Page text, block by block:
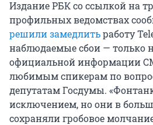
Издание РБК со ссылкой на
профильных ведомствах
решили замедлитьработу
наблюдаемые сбои — только
официальной информации
любимым спикерам по
депутатам Госдумы.
исключением, но они в
сохраняли гробовое